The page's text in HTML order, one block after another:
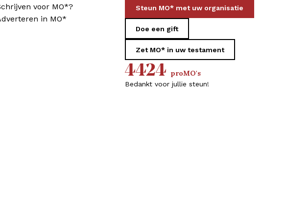
voor MO*?
in MO*
Steun MO* met uw organisatie
Doe een gift
Zet MO* in uw testament
4424 proMO's
Bedankt voor jullie steun!